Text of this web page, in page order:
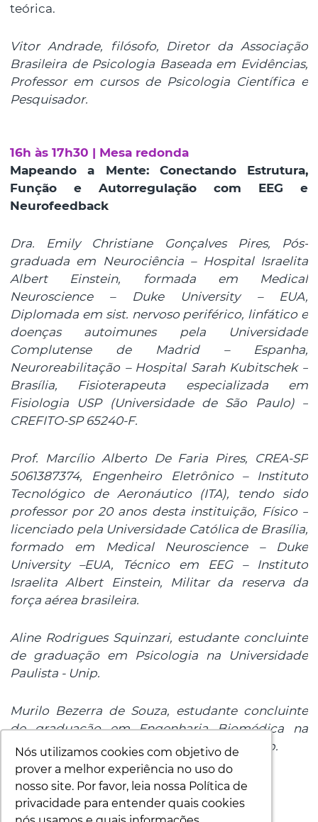
Nós utilizamos cookies com objetivo de
prover a melhor experiência no uso do
nosso site. Por favor, leia nossa Política de
privacidade para entender quais cookies
Nós utilizamos cookies com objetivo de
prover a melhor experiência no uso do
nosso site. Por favor, leia nossa Política de
privacidade para entender quais cookies
teórica.
Vitor Andrade, filósofo, Diretor da Associação
Brasileira de Psicologia Baseada em Evidências,
Professor em cursos de Psicologia Científica e
Pesquisador.
16h às 17h30 | Mesa redonda
Mapeando a Mente: Conectando Estrutura,
Função e Autorregulação com EEG e
Neurofeedback
Dra. Emily Christiane Gonçalves Pires, Pós-
graduada em Neurociência – Hospital Israelita
Albert Einstein, formada em Medical
Neuroscience – Duke University – EUA,
Diplomada em sist. nervoso periférico, linfático e
doenças autoimunes pela Universidade
Complutense de Madrid – Espanha,
Neuroreabilitação – Hospital Sarah Kubitschek –
Brasília, Fisioterapeuta especializada em
Fisiologia USP (Universidade de São Paulo) –
CREFITO-SP 65240-F.
Prof. Marcílio Alberto De Faria Pires, CREA-SP
5061387374, Engenheiro Eletrônico – Instituto
Tecnológico de Aeronáutico (ITA), tendo sido
professor por 20 anos desta instituição, Físico –
licenciado pela Universidade Católica de Brasília,
formado em Medical Neuroscience – Duke
University –EUA, Técnico em EEG – Instituto
Israelita Albert Einstein, Militar da reserva da
força aérea brasileira.
Aline Rodrigues Squinzari, estudante concluinte
de graduação em Psicologia na Universidade
Paulista - Unip.
Murilo Bezerra de Souza, estudante concluinte
de graduação em Engenharia Biomédica na
Universidade Federal de São Paulo - Unifesp.
19h - 20h | Encerramento
Salão Nobre